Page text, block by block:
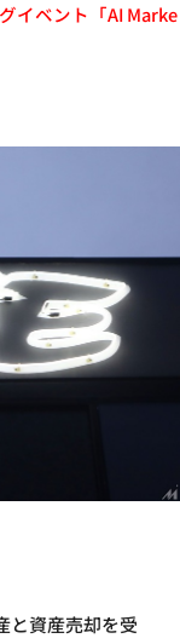
イベント「AI Marke
と資産売却を受